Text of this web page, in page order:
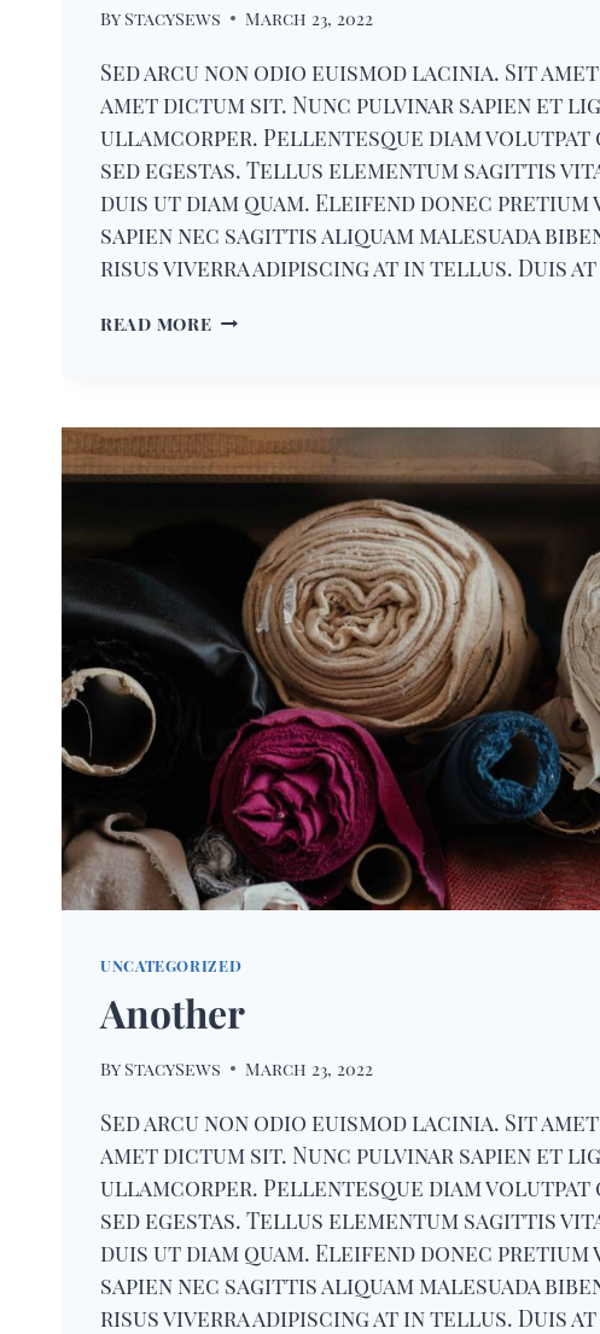
By StacySews March 23, 2022
Sed arcu non odio euismod lacinia. Sit
amet dictum sit. Nunc pulvinar sapien et
ullamcorper. Pellentesque diam volutpat
sed egestas. Tellus elementum sagittis
duis ut diam quam. Eleifend donec
sapien nec sagittis aliquam malesuada
risus viverra adipiscing at in tellus. Duis
READ MOREFIRST
UNCATEGORIZED
Another
By StacySews March 23, 2022
Sed arcu non odio euismod lacinia. Sit
amet dictum sit. Nunc pulvinar sapien et
ullamcorper. Pellentesque diam volutpat
sed egestas. Tellus elementum sagittis
duis ut diam quam. Eleifend donec
sapien nec sagittis aliquam malesuada
risus viverra adipiscing at in tellus. Duis